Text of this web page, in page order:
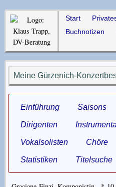
Start
Buchnotizen
Meine Gürzenich-
Einführung Saisons
Dirigenten
Vokalsolisten Chöre
Statistiken Titelsuche